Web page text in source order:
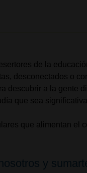
de la
desconectados o
descubrir a la gente
que sea
que alimentan el
y